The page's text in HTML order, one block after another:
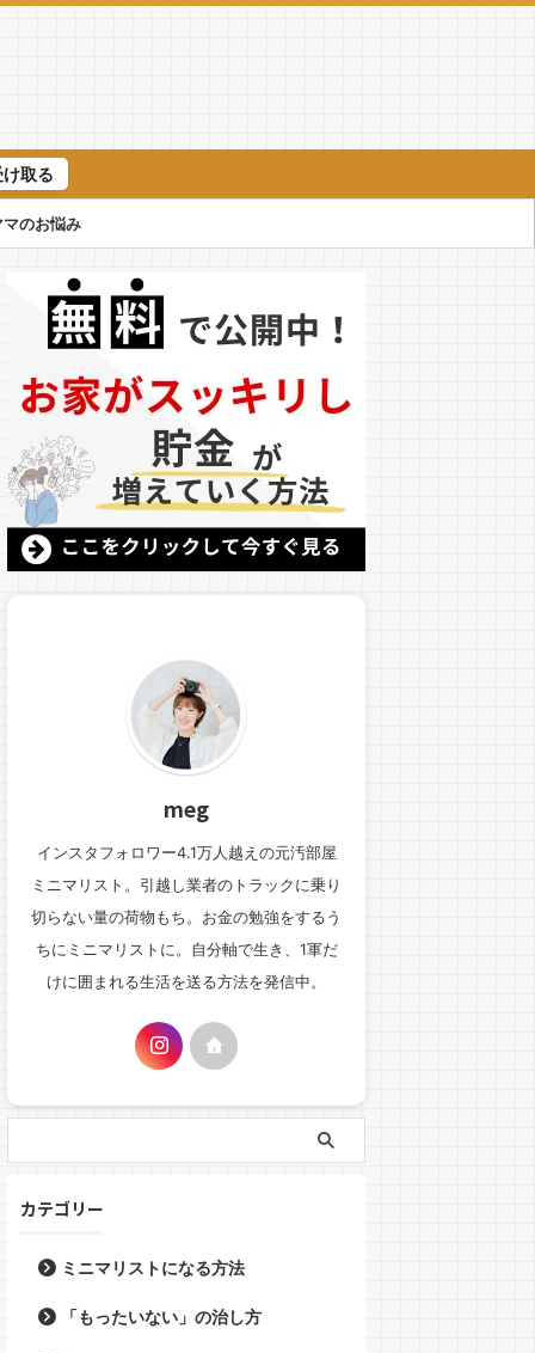
取る
マのお悩み
meg
インスタフォロワー4.1万人越えの元汚部屋
ミニマリスト。引越し業者のトラックに乗り
切らない量の荷物もち。お金の勉強をするう
ちにミニマリストに。自分軸で生き、1軍だ
けに囲まれる生活を送る方法を発信中。
カテゴリー
ミニマリストになる方法
「もったいない」の治し方